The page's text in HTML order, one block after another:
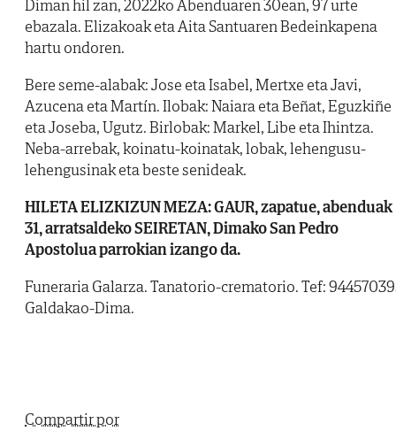
Diman hil zan, 2022ko Abenduaren 30ean, 97 urte
ebazala. Elizakoak eta Aita Santuaren Bedeinkapena
hartu ondoren.
Bere seme-alabak: Jose eta Isabel, Mertxe eta Javi,
Azucena eta Martín. Ilobak: Naiara eta Beñat, Eguzkiñe
eta Joseba, Ugutz. Birlobak: Markel, Libe eta Ihintza.
Neba-arrebak, koinatu-koinatak, lobak, lehengusu-
lehengusinak eta beste senideak.
HILETA ELIZKIZUN MEZA: GAUR, zapatue, abenduak
31, arratsaldeko SEIRETAN, Dimako San Pedro
Apostolua parrokian izango da.
Funeraria Galarza. Tanatorio-crematorio. Tef:
Galdakao-Dima.
Compartir por